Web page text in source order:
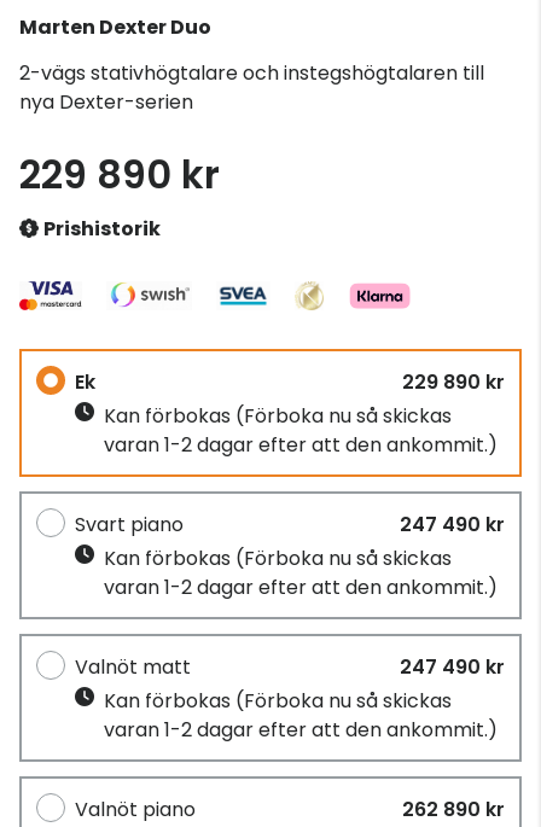
Marten Dexter Duo
2-vägs stativhögtalare och instegshögtalaren till
nya Dexter-serien
229 890 kr
Prishistorik
Ek
229 890 kr
Kan förbokas (Förboka nu så skickas
varan 1-2 dagar efter att den ankommit.)
Svart piano
247 490 kr
Kan förbokas (Förboka nu så skickas
varan 1-2 dagar efter att den ankommit.)
Valnöt matt
247 490 kr
Kan förbokas (Förboka nu så skickas
varan 1-2 dagar efter att den ankommit.)
Valnöt piano
262 890 kr